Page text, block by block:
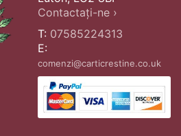
Contactați-ne ›
T: 07585224313
E:
comenzi@carticrestine.co.uk